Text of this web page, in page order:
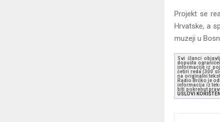
Projekt se
Hrvatske, a
muzeji u
Svi članci
dopušta
informacije iz
četiri reda (300
na originalni
Radio Brčko je
informacija iz
biti pokrenut
USLOVI